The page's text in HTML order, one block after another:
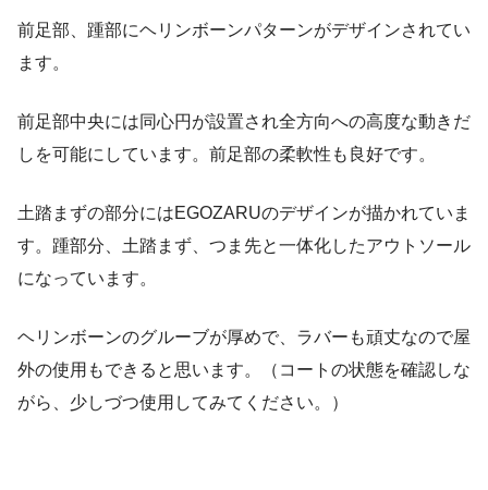
前足部、踵部にヘリンボーンパターンがデザインされてい
ます。
前足部中央には同心円が設置され全方向への高度な動きだ
しを可能にしています。前足部の柔軟性も良好です。
土踏まずの部分にはEGOZARUのデザインが描かれていま
す。踵部分、土踏まず、つま先と一体化したアウトソール
になっています。
ヘリンボーンのグルーブが厚めで、ラバーも頑丈なので屋
外の使用もできると思います。（コートの状態を確認しな
がら、少しづつ使用してみてください。）